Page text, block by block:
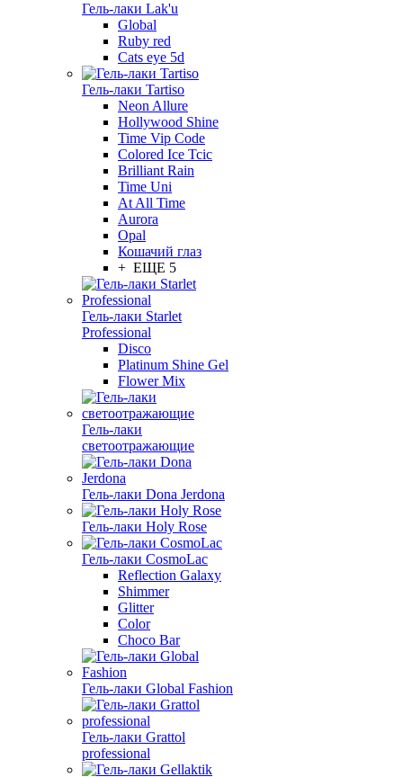
Гель-лаки Lak'u
Global
Ruby red
Cats eye 5d
Гель-лаки Tartiso
Neon Allure
Hollywood Shine
Time Vip Code
Colored Ice Tcic
Brilliant Rain
Time Uni
At All Time
Aurora
Opal
Кошачий глаз
+ ЕЩЕ 5
Гель-лаки Starlet
Professional
Disco
Platinum Shine Gel
Flower Mix
Гель-лаки
светоотражающие
Гель-лаки Dona Jerdona
Гель-лаки Holy Rose
Гель-лаки CosmoLac
Reflection Galaxy
Shimmer
Glitter
Color
Choco Bar
Гель-лаки Global Fashion
Гель-лаки Grattol
professional